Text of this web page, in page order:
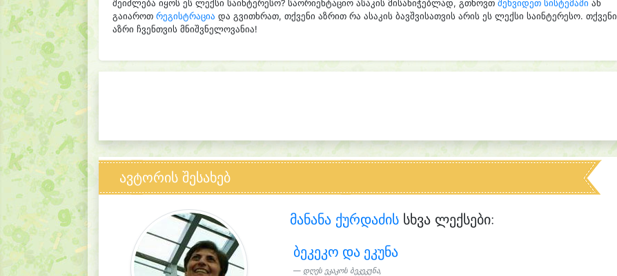
შეიძლება იყოს ეს ლექსი საინტერესო? საორიენტაციო ასაკის მისანიჭებლად, გთხოვთ შეხვიდეთ სისტემაში ან
გაიაროთ რეგისტრაცია და გვითხრათ, თქვენი აზრით რა ასაკის ბავშვისათვის არის ეს ლექსი საინტერესო. თქვენი
აზრი ჩვენთვის მნიშვნელოვანია!
ავტორის შესახებ
მანანა ქურდაძისსხვა ლექსები:
ბეკეკო და ეკუნა
დღეს ეკაკოს ბეკეკუნა,